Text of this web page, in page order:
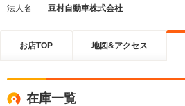
法人名
豆村自動車株式会社
お店TOP 地図&アクセス
在庫一覧